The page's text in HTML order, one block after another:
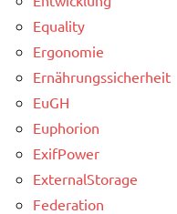
Equality
Ergonomie
Ernährungssicherheit
EuGH
Euphorion
ExifPower
ExternalStorage
Federation